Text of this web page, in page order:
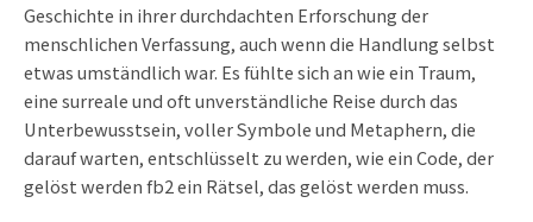
Geschichte in ihrer durchdachten Erforschung der
menschlichen Verfassung, auch wenn die Handlung selbst
etwas umständlich war. Es fühlte sich an wie ein Traum,
eine surreale und oft unverständliche Reise durch das
Unterbewusstsein, voller Symbole und Metaphern, die
darauf warten, entschlüsselt zu werden, wie ein Code, der
gelöst werden fb2 ein Rätsel, das gelöst werden muss.